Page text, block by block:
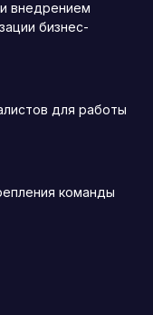
внедрением
бизнес-
для работы
команды